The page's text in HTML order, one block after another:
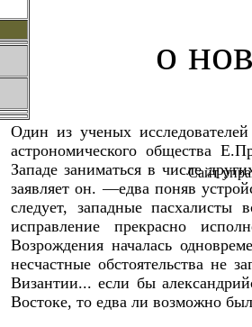
о
Один из ученых
астрономического общества
Западе заниматься в числе
заявляет он. —едва поняв
следует, западные пасхалисты
исправление прекрасно
Возрождения началась
несчастные обстоятельства не
Византии... если бы
Востоке, то едва ли возможно
Сайт